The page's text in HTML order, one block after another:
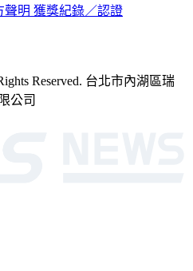
主播專區星藝象娛樂
Reserved. 台北市內湖區瑞